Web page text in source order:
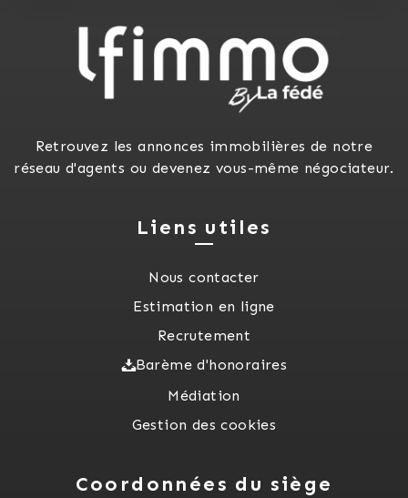
Retrouvez les annonces immobilières de notre
réseau d'agents ou devenez vous-même négociateur.
Liens utiles
Nous contacter
Estimation en ligne
Recrutement
Barème d'honoraires
Médiation
Gestion des cookies
Coordonnées du siège